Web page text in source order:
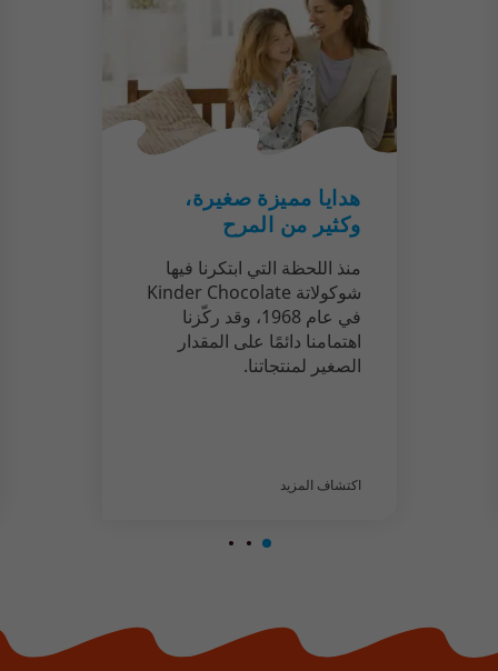
هدايا مميزة صغيرة،
وكثير من المرح
منذ اللحظة التي ابتكرنا فيها
شوكولاتة Kinder Chocolate
في عام 1968، وقد ركّزنا
اهتمامنا دائمًا على المقدار
الصغير لمنتجاتنا.
اكتشاف المزيد